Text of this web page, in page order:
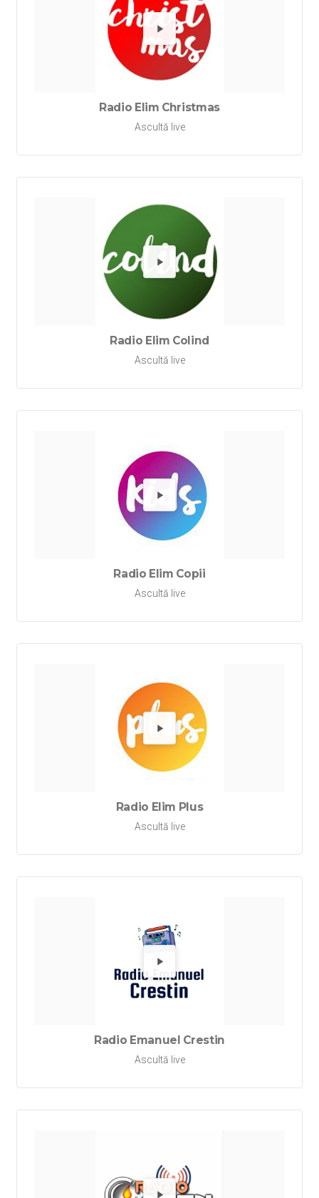
Redă
Radio Elim Christmas
Ascultă live
Redă
Radio Elim Colind
Ascultă live
Redă
Radio Elim Copii
Ascultă live
Redă
Radio Elim Plus
Ascultă live
Redă
Radio Emanuel Crestin
Ascultă live